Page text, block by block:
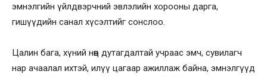
эмнэлгийн үйлдвэрчний эвлэлийн хорооны дарга,
гишүүдийн санал хүсэлтийг сонслоо.
Цалин бага, хүний нөөц дутагдалтай учраас эмч, сувилагч
нар ачаалал ихтэй, илүү цагаар ажиллаж байна, эмнэлгүүд